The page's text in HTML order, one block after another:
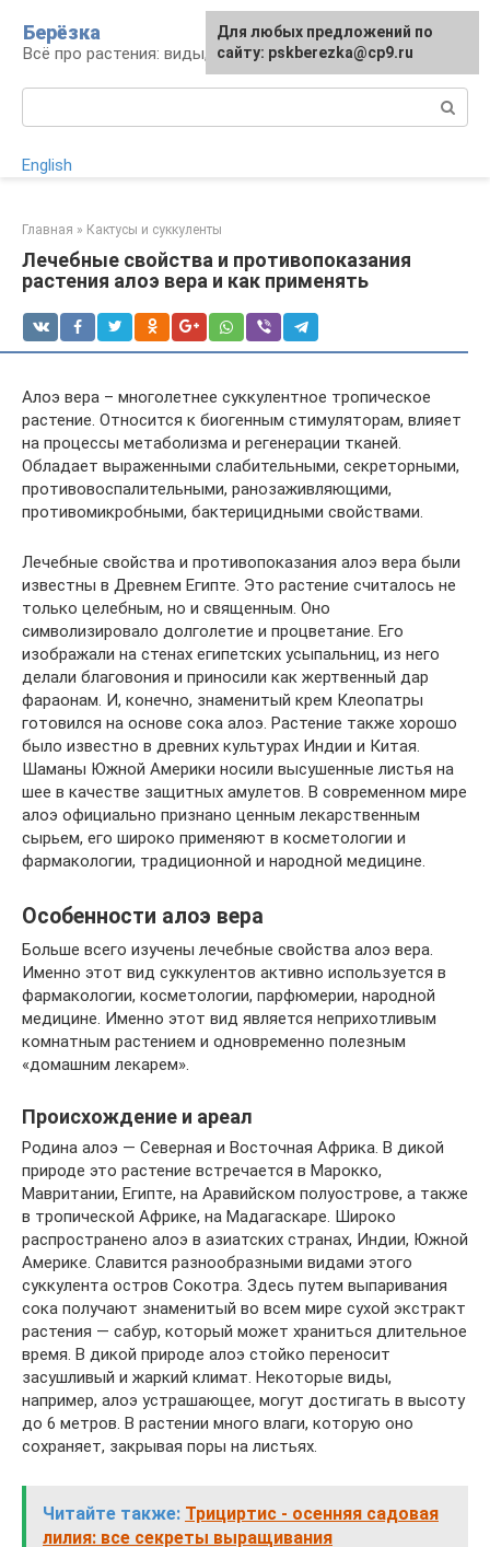
контенту
Берёзка
Всё про растения: виды, выращивание, уход
English
Главная » Кактусы и суккуленты
Лечебные свойства и противопоказания
растения алоэ вера и как применять
Алоэ вера – многолетнее суккулентное тропическое
растение. Относится к биогенным стимуляторам, влияет
на процессы метаболизма и регенерации тканей.
Обладает выраженными слабительными, секреторными,
противовоспалительными, ранозаживляющими,
противомикробными, бактерицидными свойствами.
Лечебные свойства и противопоказания алоэ вера были
известны в Древнем Египте. Это растение считалось не
только целебным, но и священным. Оно
символизировало долголетие и процветание. Его
изображали на стенах египетских усыпальниц, из него
делали благовония и приносили как жертвенный дар
фараонам. И, конечно, знаменитый крем Клеопатры
готовился на основе сока алоэ. Растение также хорошо
было известно в древних культурах Индии и Китая.
Шаманы Южной Америки носили высушенные листья на
шее в качестве защитных амулетов. В современном мире
алоэ официально признано ценным лекарственным
сырьем, его широко применяют в косметологии и
фармакологии, традиционной и народной медицине.
Особенности алоэ вера
Больше всего изучены лечебные свойства алоэ вера.
Именно этот вид суккулентов активно используется в
фармакологии, косметологии, парфюмерии, народной
медицине. Именно этот вид является неприхотливым
комнатным растением и одновременно полезным
«домашним лекарем».
Происхождение и ареал
Родина алоэ — Северная и Восточная Африка. В дикой
природе это растение встречается в Марокко,
Мавритании, Египте, на Аравийском полуострове, а также
в тропической Африке, на Мадагаскаре. Широко
распространено алоэ в азиатских странах, Индии, Южной
Америке. Славится разнообразными видами этого
суккулента остров Сокотра. Здесь путем выпаривания
сока получают знаменитый во всем мире сухой экстракт
растения — сабур, который может храниться длительное
время. В дикой природе алоэ стойко переносит
засушливый и жаркий климат. Некоторые виды,
например, алоэ устрашающее, могут достигать в высоту
до 6 метров. В растении много влаги, которую оно
сохраняет, закрывая поры на листьях.
Читайте также: Трициртис - осенняя садовая
лилия: все секреты выращивания
Для любых предложений по
сайту: pskberezka@cp9.ru